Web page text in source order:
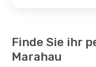
Finde Sie ihr
Marahau